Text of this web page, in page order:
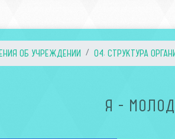
ОБ УЧРЕЖДЕНИИ 04. СТРУКТУРА
Я -